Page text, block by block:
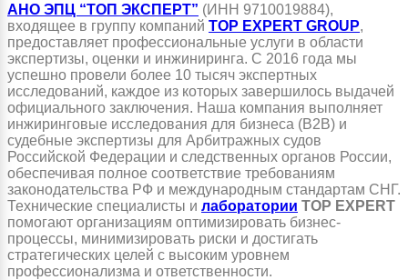
АНО ЭПЦ “ТОП ЭКСПЕРТ” (ИНН 9710019884),
входящее в группу компаний TOP EXPERT GROUP,
предоставляет профессиональные услуги в области
экспертизы, оценки и инжиниринга. С 2016 года мы
успешно провели более 10 тысяч экспертных
исследований, каждое из которых завершилось выдачей
официального заключения. Наша компания выполняет
инжиринговые исследования для бизнеса (B2B) и
судебные экспертизы для Арбитражных судов
Российской Федерации и следственных органов России,
обеспечивая полное соответствие требованиям
законодательства РФ и международным стандартам СНГ.
Технические специалисты и лаборатории TOP EXPERT
помогают организациям оптимизировать бизнес-
процессы, минимизировать риски и достигать
стратегических целей с высоким уровнем
профессионализма и ответственности.